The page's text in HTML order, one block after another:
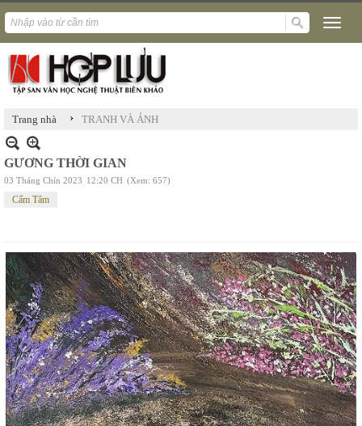
Trang nhà › TRANH VÀ ẢNH
GƯƠNG THỜI GIAN
03 Tháng Chín 2023 12:20 CH (Xem: 657)
Cẩm Tâm